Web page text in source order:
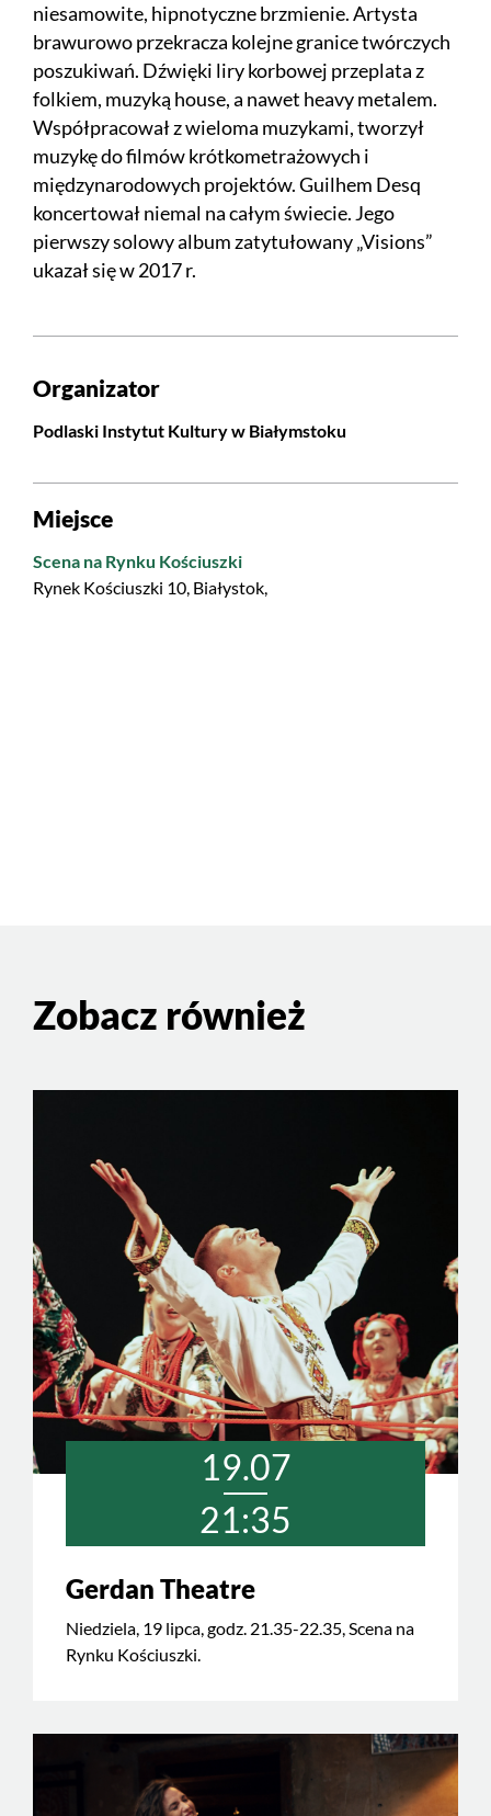
niesamowite, hipnotyczne brzmienie. Artysta
brawurowo przekracza kolejne granice twórczych
poszukiwań. Dźwięki liry korbowej przeplata z
folkiem, muzyką house, a nawet heavy metalem.
Współpracował z wieloma muzykami, tworzył
muzykę do filmów krótkometrażowych i
międzynarodowych projektów. Guilhem Desq
koncertował niemal na całym świecie. Jego
pierwszy solowy album zatytułowany „Visions”
ukazał się w 2017 r.
Organizator
Podlaski Instytut Kultury w Białymstoku
Miejsce
Scena na Rynku Kościuszki
Rynek Kościuszki 10, Białystok,
Zobacz również
19.07
21:35
Gerdan Theatre
Niedziela, 19 lipca, godz. 21.35-22.35, Scena na
Rynku Kościuszki.